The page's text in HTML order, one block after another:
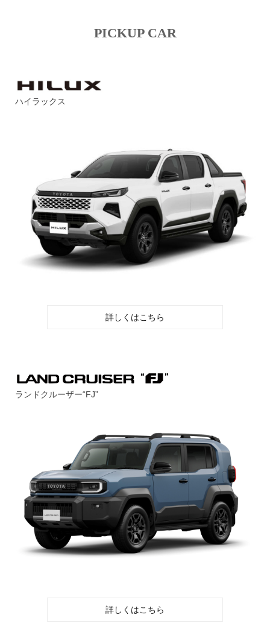
PICKUP CAR
ハイラックス
詳しくはこちら
ランドクルーザー“FJ”
詳しくはこちら